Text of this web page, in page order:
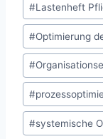
#Lastenheft
#Optimierung
#
#
#systemische